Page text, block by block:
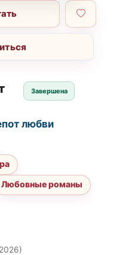
Завершена
любви
Любовные романы